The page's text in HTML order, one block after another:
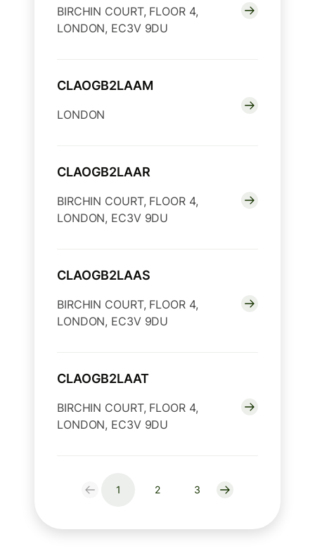
BIRCHIN COURT, FLOOR 4,
LONDON, EC3V 9DU
CLAOGB2LAAM
LONDON
CLAOGB2LAAR
BIRCHIN COURT, FLOOR 4,
LONDON, EC3V 9DU
CLAOGB2LAAS
BIRCHIN COURT, FLOOR 4,
LONDON, EC3V 9DU
CLAOGB2LAAT
BIRCHIN COURT, FLOOR 4,
LONDON, EC3V 9DU
1 2 3